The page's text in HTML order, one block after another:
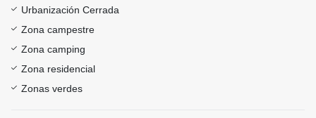
Urbanización Cerrada
Zona campestre
Zona camping
Zona residencial
Zonas verdes